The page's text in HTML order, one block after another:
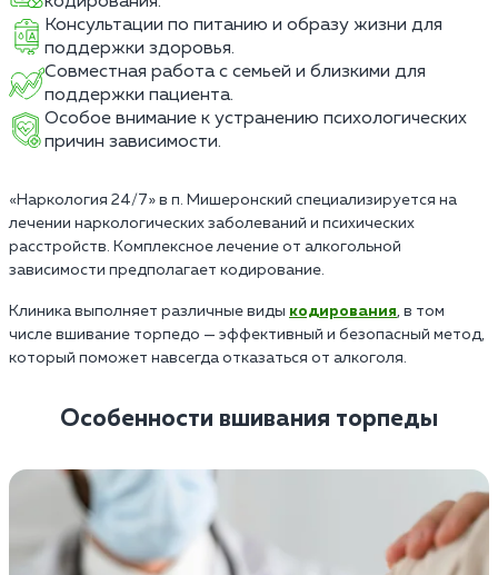
Консультации по питанию и образу жизни для
поддержки здоровья.
Совместная работа с семьей и близкими для
поддержки пациента.
Особое внимание к устранению психологических
причин зависимости.
«Наркология 24/7» в п. Мишеронский специализируется на
лечении наркологических заболеваний и психических
расстройств. Комплексное лечение от алкогольной
зависимости предполагает кодирование.
Клиника выполняет различные виды кодирования, в том
числе вшивание торпедо — эффективный и безопасный метод,
который поможет навсегда отказаться от алкоголя.
Особенности вшивания торпеды